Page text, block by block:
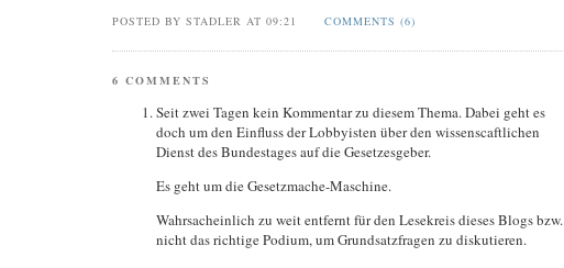
POSTED BY STADLER AT 09:21 COMMENTS (6)
6 COMMENTS
Seit zwei Tagen kein Kommentar zu diesem Thema. Dabei geht es
doch um den Einfluss der Lobbyisten über den wissenscaftlichen
Dienst des Bundestages auf die Gesetzesgeber.
Es geht um die Gesetzmache-Maschine.
Wahrsacheinlich zu weit entfernt für den Lesekreis dieses Blogs bzw.
nicht das richtige Podium, um Grundsatzfragen zu diskutieren.